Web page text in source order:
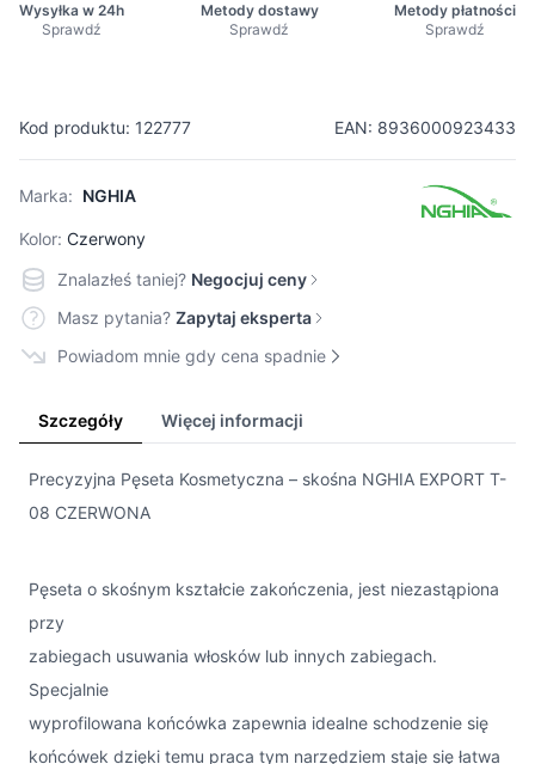
Kod produktu: 122777 EAN: 8936000923433
Marka: NGHIA
Kolor: Czerwony
Wysyłka w 24h
Sprawdź
Metody dostawy
Sprawdź
Metody płatności
Sprawdź
Znalazłeś taniej? Negocjuj ceny
Masz pytania? Zapytaj eksperta
Powiadom mnie gdy cena spadnie
Szczegóły Więcej informacji
Precyzyjna Pęseta Kosmetyczna – skośna NGHIA EXPORT T-
08 CZERWONA
Pęseta o skośnym kształcie zakończenia, jest niezastąpiona
przy
zabiegach usuwania włosków lub innych zabiegach.
Specjalnie
wyprofilowana końcówka zapewnia idealne schodzenie się
końcówek dzięki temu praca tym narzędziem staje się łatwa